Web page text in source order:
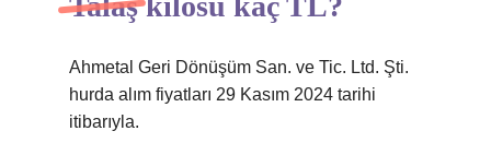
Ahmetal Geri Dönüşüm San. ve Tic. Ltd. Şti.
hurda alım fiyatları 29 Kasım 2024 tarihi
itibarıyla.